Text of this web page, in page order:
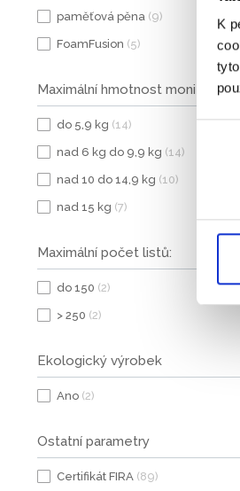
K
paměťová pěna (9)
FoamFusion (5)
Maximální hmotnost monitoru/
do 5,9 kg (14)
nad 6 kg do 9,9 kg (14)
nad 10 do 14,9 kg (10)
nad 15 kg (7)
Maximální počet listů:
do 150 (2)
> 250 (2)
Ekologický výrobek
Ano (2)
Ostatní parametry
Certifikát FIRA (89)